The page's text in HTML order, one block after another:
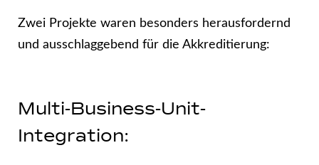
Zwei Projekte waren besonders herausfordernd
und ausschlaggebend für die Akkreditierung:
Multi-Business-Unit-
Integration: